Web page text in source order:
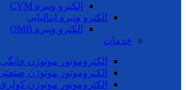
الکترو ویبره CVM
الکترو ویبره ایتالیایی
الکترو ویبره OMB
خدمات
الکتروموتور موتوژن خانگی
الکتروموتور موتوژن
الکتروموتور موتوژن کولری